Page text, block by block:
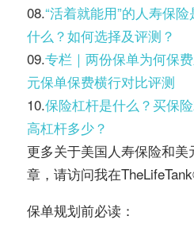
08.“活着就能用”的人寿保
什么？如何选择及评测？
09.专栏｜两份保单为何保
元保单保费横行对比评测
10.保险杠杆是什么？买保
高杠杆多少？
更多关于美国人寿保险和
章，请访问我在
保单规划前必读：